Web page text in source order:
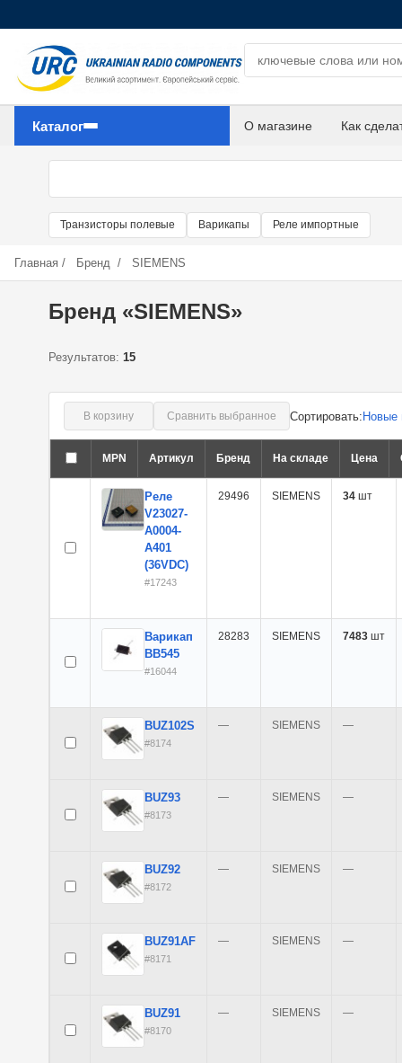
Каталог О магазине Как
Транзисторы полевые Варикапы Реле импортные
Главная / Бренд / SIEMENS
Бренд «SIEMENS»
Результатов: 15
В корзину Сравнить выбранное Сортировать:Новые
MPN Артикул Бренд На складе Цена
Реле
V23027-
A0004-
A401
(36VDC)
#17243
29496 SIEMENS 34шт
Варикап
BB545
#16044
28283 SIEMENS 7483шт
BUZ102S
#8174
— SIEMENS —
BUZ93
#8173
— SIEMENS —
BUZ92
#8172
— SIEMENS —
BUZ91AF
#8171
— SIEMENS —
BUZ91
#8170
— SIEMENS —